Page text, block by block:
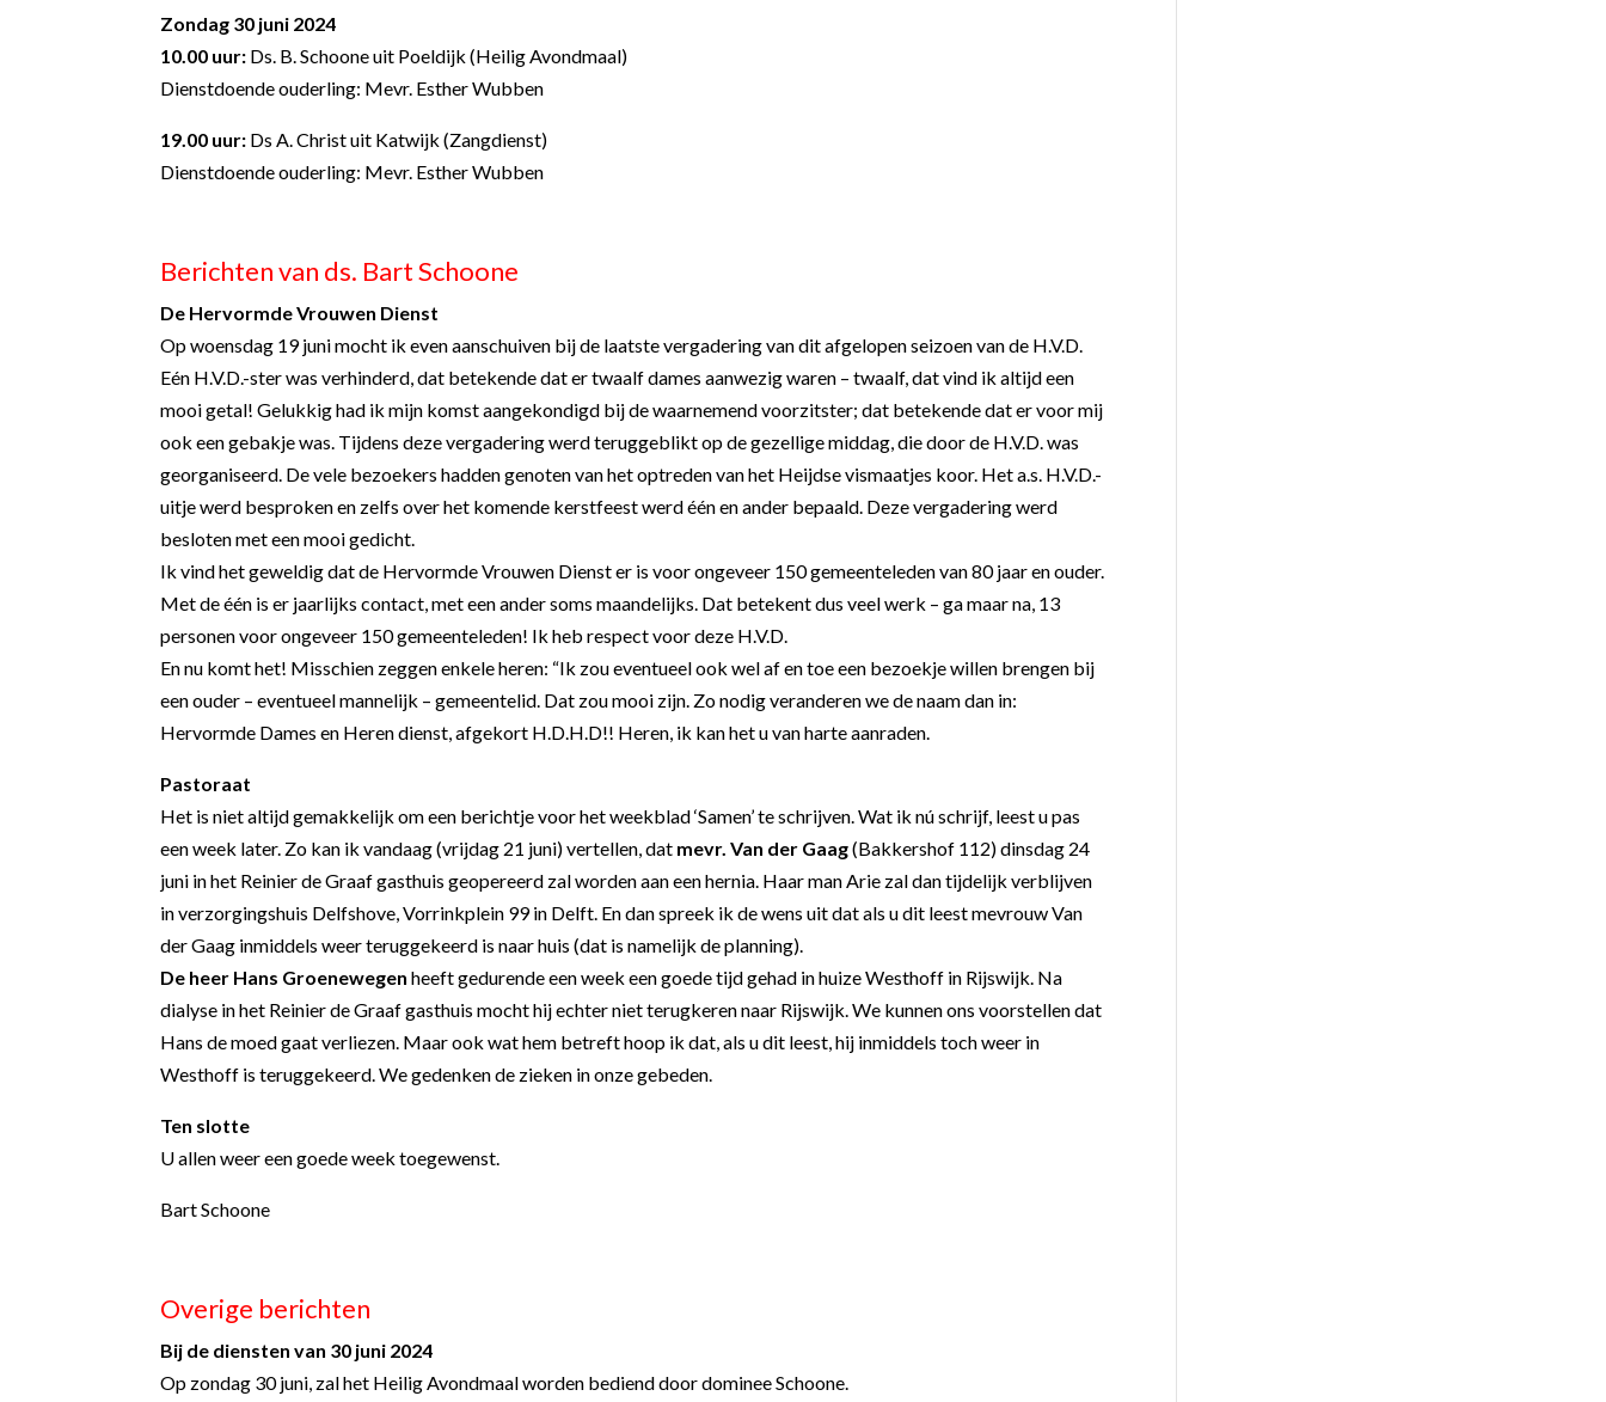
Zondag 30 juni 2024
10.00 uur: Ds. B. Schoone uit Poeldijk (Heilig Avondmaal)
Dienstdoende ouderling: Mevr. Esther Wubben
19.00 uur: Ds A. Christ uit Katwijk (Zangdienst)
Dienstdoende ouderling: Mevr. Esther Wubben
Berichten van ds. Bart Schoone
De Hervormde Vrouwen Dienst
Op woensdag 19 juni mocht ik even aanschuiven bij de laatste vergadering van dit afgelopen seizoen van de H.V.D.
Eén H.V.D.-ster was verhinderd, dat betekende dat er twaalf dames aanwezig waren – twaalf, dat vind ik altijd een
mooi getal! Gelukkig had ik mijn komst aangekondigd bij de waarnemend voorzitster; dat betekende dat er voor mij
ook een gebakje was. Tijdens deze vergadering werd teruggeblikt op de gezellige middag, die door de H.V.D. was
georganiseerd. De vele bezoekers hadden genoten van het optreden van het Heijdse vismaatjes koor. Het a.s. H.V.D.-
uitje werd besproken en zelfs over het komende kerstfeest werd één en ander bepaald. Deze vergadering werd
besloten met een mooi gedicht.
Ik vind het geweldig dat de Hervormde Vrouwen Dienst er is voor ongeveer 150 gemeenteleden van 80 jaar en ouder.
Met de één is er jaarlijks contact, met een ander soms maandelijks. Dat betekent dus veel werk – ga maar na, 13
personen voor ongeveer 150 gemeenteleden! Ik heb respect voor deze H.V.D.
En nu komt het! Misschien zeggen enkele heren: “Ik zou eventueel ook wel af en toe een bezoekje willen brengen bij
een ouder – eventueel mannelijk – gemeentelid. Dat zou mooi zijn. Zo nodig veranderen we de naam dan in:
Hervormde Dames en Heren dienst, afgekort H.D.H.D!! Heren, ik kan het u van harte aanraden.
Pastoraat
Het is niet altijd gemakkelijk om een berichtje voor het weekblad ‘Samen’ te schrijven. Wat ik nú schrijf, leest u pas
een week later. Zo kan ik vandaag (vrijdag 21 juni) vertellen, dat mevr. Van der Gaag(Bakkershof 112) dinsdag 24
juni in het Reinier de Graaf gasthuis geopereerd zal worden aan een hernia. Haar man Arie zal dan tijdelijk verblijven
in verzorgingshuis Delfshove, Vorrinkplein 99 in Delft. En dan spreek ik de wens uit dat als u dit leest mevrouw Van
der Gaag inmiddels weer teruggekeerd is naar huis (dat is namelijk de planning).
De heer Hans Groenewegen heeft gedurende een week een goede tijd gehad in huize Westhoff in Rijswijk. Na
dialyse in het Reinier de Graaf gasthuis mocht hij echter niet terugkeren naar Rijswijk. We kunnen ons voorstellen dat
Hans de moed gaat verliezen. Maar ook wat hem betreft hoop ik dat, als u dit leest, hij inmiddels toch weer in
Westhoff is teruggekeerd. We gedenken de zieken in onze gebeden.
Ten slotte
U allen weer een goede week toegewenst.
Bart Schoone
Overige berichten
Bij de diensten van 30 juni 2024
Op zondag 30 juni, zal het Heilig Avondmaal worden bediend door dominee Schoone.